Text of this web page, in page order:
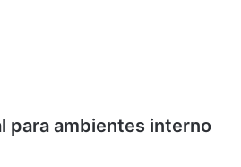
para ambientes interno